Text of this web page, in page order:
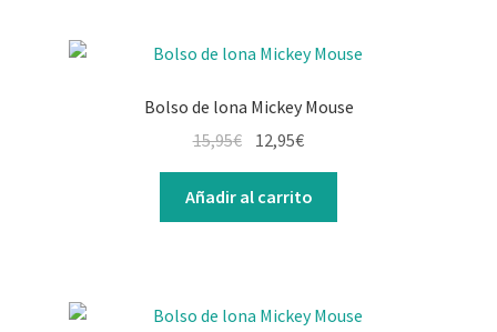
Bolso de lona Mickey Mouse
15,95€ El
precio
original
era:
12,95€El
precio
actual
es:
Añadir al carrito